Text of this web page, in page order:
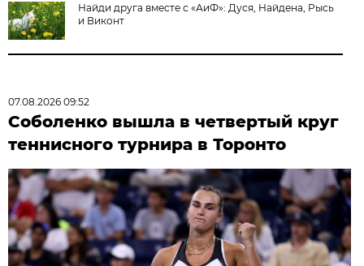
Найди друга вместе с «АиФ»: Дуся, Найдена, Рысь
и Виконт
07.08.2026 09:52
Соболенко вышла в четвертый круг
теннисного турнира в Торонто